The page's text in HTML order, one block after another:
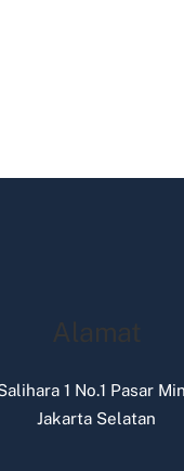
Alamat
1 No.1 Pasar
Jakarta Selatan